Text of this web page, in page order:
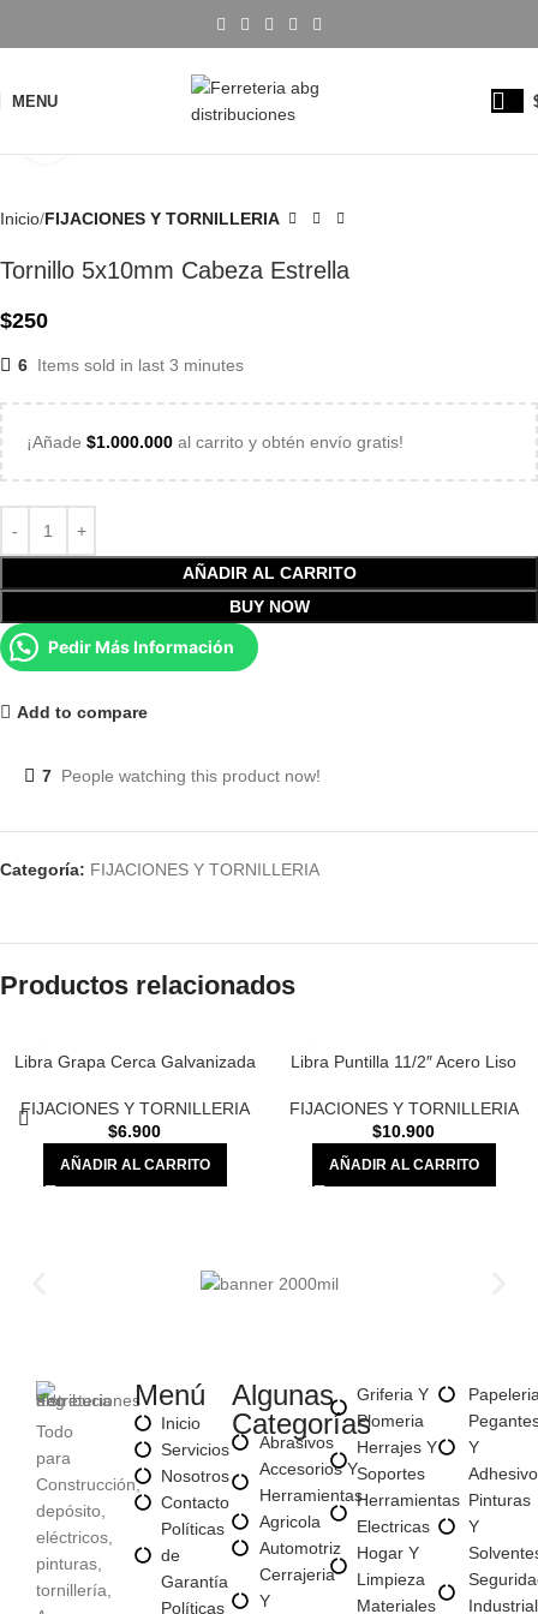
MENU
Inicio FIJACIONES Y TORNILLERIA
Tornillo 5x10mm Cabeza Estrella
$250
6 Items sold in last 3 minutes
¡Añade $1.000.000 al carrito y obtén envío gratis!
AÑADIR AL CARRITO
BUY NOW
Pedir Más Información
Add to compare
7 People watching this product now!
Categoría: FIJACIONES Y TORNILLERIA
Productos relacionados
Libra Grapa Cerca Galvanizada
FIJACIONES Y TORNILLERIA
$6.900
AÑADIR AL CARRITO
Libra Puntilla 11/2″ Acero Liso
FIJACIONES Y TORNILLERIA
$10.900
AÑADIR AL CARRITO
Todo
para
Construcción,
depósito,
eléctricos,
pinturas,
tornillería,
Menú
Inicio
Servicios
Nosotros
Contacto
Políticas
de
Garantía
Políticas
Algunas
Categorías
Abrasivos
Accesorios Y
Herramientas
Agricola
Automotriz
Cerrajeria
Y
Griferia Y
Plomeria
Herrajes Y
Soportes
Herramientas
Electricas
Hogar Y
Limpieza
Materiales
Y
Pinturas
Y
Industrial